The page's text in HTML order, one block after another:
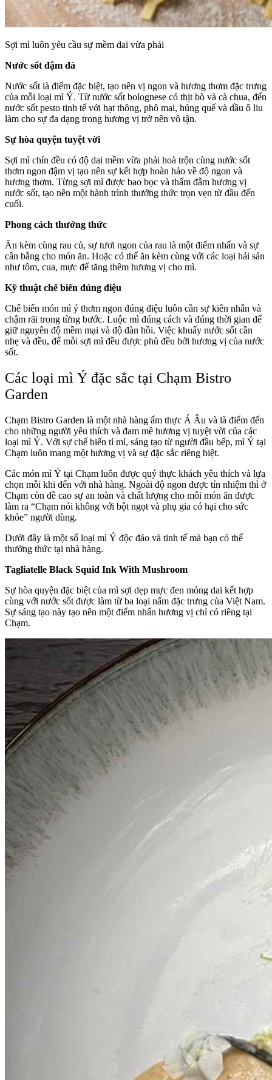
Sợi mì luôn yêu cầu sự mềm dai vừa phải
Nước sốt đậm đà
Nước sốt là điểm đặc biệt, tạo nên vị ngon và hương thơm đặc trưng
của mỗi loại mì Ý. Từ nước sốt bolognese có thịt bò và cà chua, đến
nước sốt pesto tinh tế với hạt thông, phô mai, húng quế và dầu ô liu
làm cho sự đa dạng trong hương vị trở nên vô tận.
Sự hòa quyện tuyệt vời
Sợi mì chín đều có độ dai mềm vừa phải hoà trộn cùng nước sốt
thơm ngon đậm vị tạo nên sự kết hợp hoàn hảo về độ ngon và
hương thơm. Từng sợi mì được bao bọc và thấm đẫm hương vị
nước sốt, tạo nên một hành trình thưởng thức trọn vẹn từ đầu đến
cuối.
Phong cách thưởng thức
Ăn kèm cùng rau củ, sự tươi ngon của rau là một điểm nhấn và sự
cân bằng cho món ăn. Hoặc có thể ăn kèm cùng với các loại hải sản
như tôm, cua, mực để tăng thêm hương vị cho mì.
Kỹ thuật chế biến đúng điệu
Chế biến món mì ý thơm ngon đúng điệu luôn cần sự kiên nhẫn và
chậm rãi trong từng bước. Luộc mì đúng cách và đúng thời gian để
giữ nguyên độ mềm mại và độ đàn hồi. Việc khuấy nước sốt cần
nhẹ và đều, để mỗi sợi mì đều được phủ đều bởi hương vị của nước
sốt.
Các loại mì Ý đặc sắc tại Chạm Bistro
Garden
Chạm Bistro Garden là một nhà hàng ẩm thực Á Âu và là điểm đến
cho những người yêu thích và đam mê hương vị tuyệt vời của các
loại mì Ý. Với sự chế biến tỉ mỉ, sáng tạo từ người đầu bếp, mì Ý tại
Chạm luôn mang một hương vị và sự đặc sắc riêng biệt.
Các món mì Ý tại Chạm luôn được quý thực khách yêu thích và lựa
chọn mỗi khi đến với nhà hàng. Ngoài độ ngon được tín nhiệm thì ở
Chạm còn đề cao sự an toàn và chất lượng cho mỗi món ăn được
làm ra “Chạm nói không với bột ngọt và phụ gia có hại cho sức
khỏe” người dùng.
Dưới đây là một số loại mì Ý độc đáo và tinh tế mà bạn có thể
thưởng thức tại nhà hàng.
Tagliatelle Black Squid Ink With Mushroom
Sự hòa quyện đặc biệt của mì sợi dẹp mực đen mỏng dai kết hợp
cùng với nước sốt được làm từ ba loại nấm đặc trưng của Việt Nam.
Sự sáng tạo này tạo nên một điểm nhấn hương vị chỉ có riêng tại
Chạm.